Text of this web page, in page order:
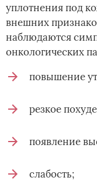
уплотнения под
внешних
наблюдаются
онкологических
повышение
резкое
появление
слабость;